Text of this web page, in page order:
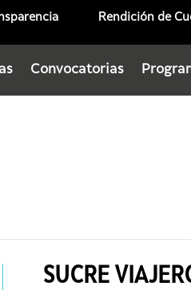
Rendición de
Convocatorias
SUCRE